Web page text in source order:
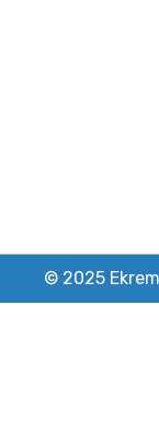
© 2025 Ekrem